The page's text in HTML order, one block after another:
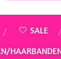
🤍 SALE